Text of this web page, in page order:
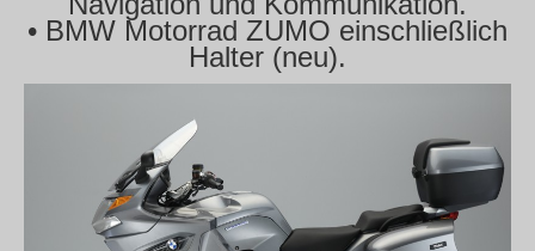
• BMW Motorrad ZUMO einschließlich
Halter (neu).